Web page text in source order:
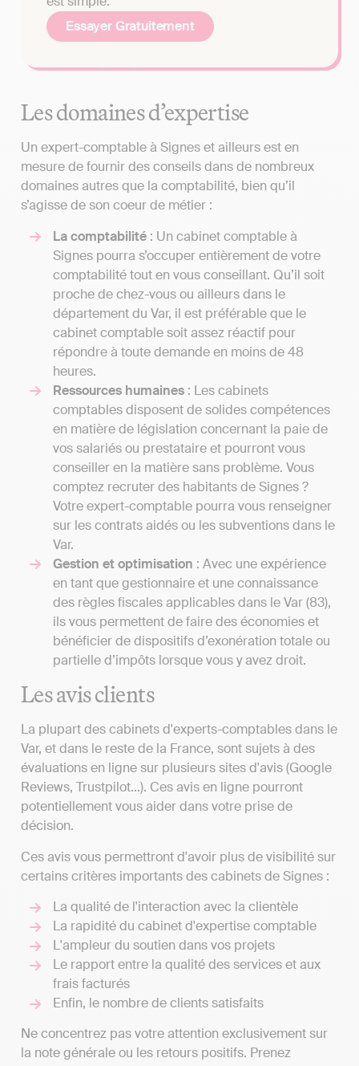
Essayer Gratuitement
Les domaines d’expertise
Un expert-comptable à Signes et ailleurs est en
mesure de fournir des conseils dans de nombreux
domaines autres que la comptabilité, bien qu’il
s’agisse de son coeur de métier :
La comptabilité : Un cabinet comptable à
Signes pourra s’occuper entièrement de votre
comptabilité tout en vous conseillant. Qu’il soit
proche de chez-vous ou ailleurs dans le
département du Var, il est préférable que le
cabinet comptable soit assez réactif pour
répondre à toute demande en moins de 48
heures.
Ressources humaines : Les cabinets
comptables disposent de solides compétences
en matière de législation concernant la paie de
vos salariés ou prestataire et pourront vous
conseiller en la matière sans problème. Vous
comptez recruter des habitants de Signes ?
Votre expert-comptable pourra vous renseigner
sur les contrats aidés ou les subventions dans le
Var.
Gestion et optimisation : Avec une expérience
en tant que gestionnaire et une connaissance
des règles fiscales applicables dans le Var (83),
ils vous permettent de faire des économies et
bénéficier de dispositifs d’exonération totale ou
partielle d’impôts lorsque vous y avez droit.
Les avis clients
La plupart des cabinets d'experts-comptables dans le
Var, et dans le reste de la France, sont sujets à des
évaluations en ligne sur plusieurs sites d'avis (Google
Reviews, Trustpilot...). Ces avis en ligne pourront
potentiellement vous aider dans votre prise de
décision.
Ces avis vous permettront d'avoir plus de visibilité sur
certains critères importants des cabinets de Signes :
La qualité de l'interaction avec la clientèle
La rapidité du cabinet d'expertise comptable
L'ampleur du soutien dans vos projets
Le rapport entre la qualité des services et aux
frais facturés
Enfin, le nombre de clients satisfaits
Ne concentrez pas votre attention exclusivement sur
la note générale ou les retours positifs. Prenez